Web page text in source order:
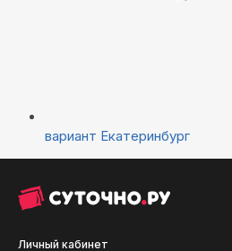
вариант Екатеринбург
Личный кабинет